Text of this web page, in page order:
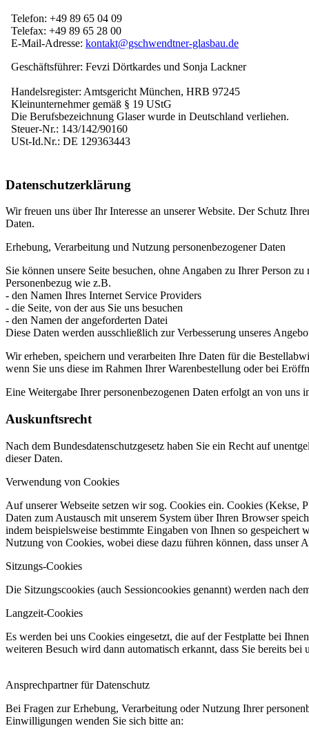
Telefon: +49 89 65 04 09
Telefax: +49 89 65 28 00
E-Mail-Adresse: kontakt@gschwendtner-glasbau.de
Geschäftsführer: Fevzi Dörtkardes und Sonja Lackner
Handelsregister: Amtsgericht München, HRB 97245
Kleinunternehmer gemäß § 19 UStG
Die Berufsbezeichnung Glaser wurde in Deutschland verliehen.
Steuer-Nr.: 143/142/90160
USt-Id.Nr.: DE 129363443
Datenschutzerklärung
Wir freuen uns über Ihr Interesse an unserer Website. Der Schutz
Daten.
Erhebung, Verarbeitung und Nutzung personenbezogener Daten
Sie können unsere Seite besuchen, ohne Angaben zu Ihrer Person
Personenbezug wie z.B.
- den Namen Ihres Internet Service Providers
- die Seite, von der aus Sie uns besuchen
- den Namen der angeforderten Datei
Diese Daten werden ausschließlich zur Verbesserung unseres
Wir erheben, speichern und verarbeiten Ihre Daten für die
wenn Sie uns diese im Rahmen Ihrer Warenbestellung oder bei
Eine Weitergabe Ihrer personenbezogenen Daten erfolgt an von
Auskunftsrecht
Nach dem Bundesdatenschutzgesetz haben Sie ein Recht auf
dieser Daten.
Verwendung von Cookies
Auf unserer Webseite setzen wir sog. Cookies ein. Cookies (Kekse,
Daten zum Austausch mit unserem System über Ihren Browser
indem beispielsweise bestimmte Eingaben von Ihnen so
Nutzung von Cookies, wobei diese dazu führen können, dass
Sitzungs-Cookies
Die Sitzungscookies (auch Sessioncookies genannt) werden nach
Langzeit-Cookies
Es werden bei uns Cookies eingesetzt, die auf der Festplatte bei
weiteren Besuch wird dann automatisch erkannt, dass Sie bereits
Ansprechpartner für Datenschutz
Bei Fragen zur Erhebung, Verarbeitung oder Nutzung Ihrer
Einwilligungen wenden Sie sich bitte an: